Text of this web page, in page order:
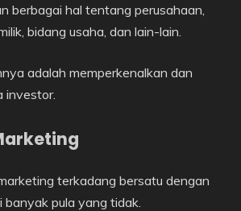
berbagai hal tentang perusahaan,
bidang usaha, dan lain-lain.
adalah memperkenalkan dan
investor.
terkadang bersatu dengan
pula yang tidak.